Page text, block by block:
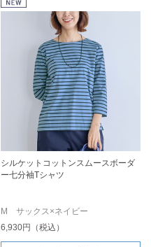
シルケットコットンスムースボーダ
ー七分袖Tシャツ
M サックス×ネイビー
6,930円（税込）